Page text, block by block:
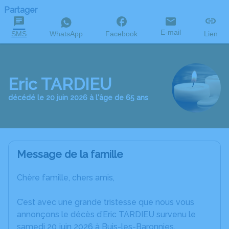
Partager
SMS WhatsApp Facebook E-mail Lien
Eric TARDIEU
décédé le 20 juin 2026 à l'âge de 65 ans
Message de la famille
Chère famille, chers amis,
C’est avec une grande tristesse que nous vous
annonçons le décès d’Eric TARDIEU survenu le
samedi 20 juin 2026 à Buis-les-Baronnies.